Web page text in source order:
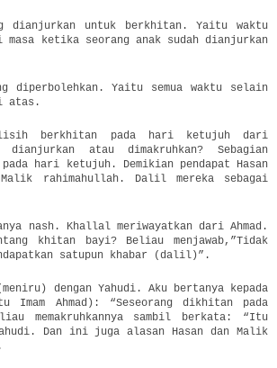
dianjurkan untuk berkhitan. Yaitu waktu
ketika seorang anak sudah dianjurkan
diperbolehkan. Yaitu semua waktu selain
atas.
berkhitan pada hari ketujuh dari
dianjurkan atau dimakruhkan? Sebagian
pada hari ketujuh. Demikian pendapat Hasan
rahimahullah. Dalil mereka sebagai
nash. Khallal meriwayatkan dari Ahmad.
khitan bayi? Beliau menjawab,”Tidak
satupun khabar (dalil)”.
dengan Yahudi. Aku bertanya kepada
Imam Ahmad): “Seseorang dikhitan pada
memakruhkannya sambil berkata: “Itu
Dan ini juga alasan Hasan dan Malik